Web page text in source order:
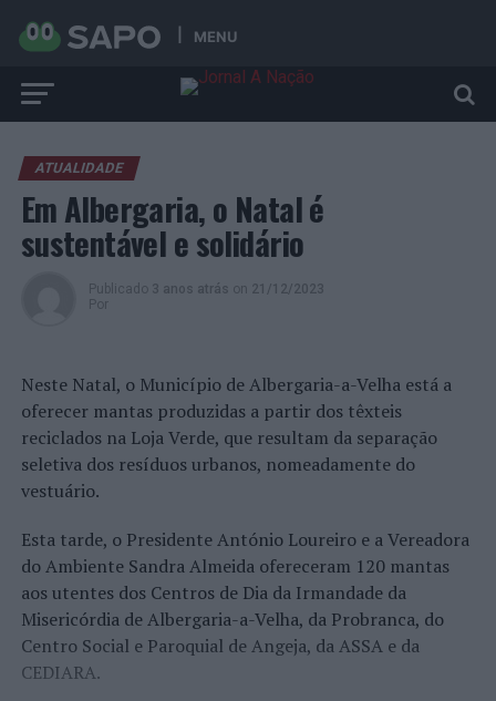
MENU
ATUALIDADE
Em Albergaria, o Natal é
sustentável e solidário
Publicado 3 anos atrás on 21/12/2023
Por
Neste Natal, o Município de Albergaria-a-Velha está a
oferecer mantas produzidas a partir dos têxteis
reciclados na Loja Verde, que resultam da separação
seletiva dos resíduos urbanos, nomeadamente do
vestuário.
Esta tarde, o Presidente António Loureiro e a Vereadora
do Ambiente Sandra Almeida ofereceram 120 mantas
aos utentes dos Centros de Dia da Irmandade da
Misericórdia de Albergaria-a-Velha, da Probranca, do
Centro Social e Paroquial de Angeja, da ASSA e da
CEDIARA.